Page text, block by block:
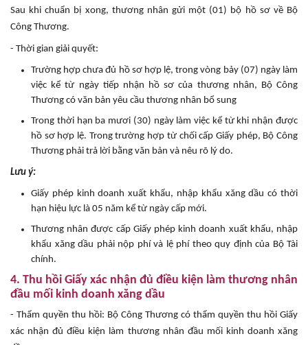
Sau khi chuẩn bị xong, thương nhân gửi một (01) bộ hồ sơ về Bộ
Công Thương.
- Thời gian giải quyết:
Trường hợp chưa đủ hồ sơ hợp lệ, trong vòng bảy (07) ngày làm
việc kể từ ngày tiếp nhận hồ sơ của thương nhân, Bộ Công
Thương có văn bản yêu cầu thương nhân bổ sung
Trong thời hạn ba mươi (30) ngày làm việc kể từ khi nhận được
hồ sơ hợp lệ. Trong trường hợp từ chối cấp Giấy phép, Bộ Công
Thương phải trả lời bằng văn bản và nêu rõ lý do.
Lưu ý:
Giấy phép kinh doanh xuất khẩu, nhập khẩu xăng dầu có thời
hạn hiệu lực là 05 năm kể từ ngày cấp mới.
Thương nhân được cấp Giấy phép kinh doanh xuất khẩu, nhập
khẩu xăng dầu phải nộp phí và lệ phí theo quy định của Bộ Tài
chính.
4. Thu hồi Giấy xác nhận đủ điều kiện làm thương nhân
đầu mối kinh doanh xăng dầu
- Thẩm quyền thu hồi: Bộ Công Thương có thẩm quyền thu hồi Giấy
xác nhận đủ điều kiện làm thương nhân đầu mối kinh doanh xăng